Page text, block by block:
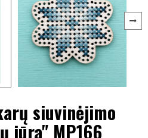
siuvinėjimo
jūra" MP166